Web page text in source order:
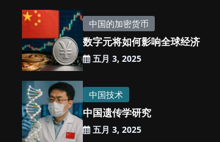
中国的加密货币
数字元将如何影响全球经济
五月 3, 2025
中国技术
中国遗传学研究
五月 3, 2025